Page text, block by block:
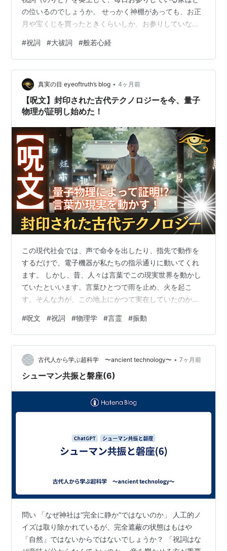
の位いるのでしょうか。 せっかく神棚があっても、お正
月や宝くじを買ったときくらいしか、お参りしていない
る作法は、一般の神社と同じように二礼二拍手一礼を行
いますが、そのなかで祝詞を奏上しても良いことになっ
ています。 今回は、祝詞と大祓詞の意味や仏教の般若心
経との違いについて解説します。 祝詞と大祓詞の意味
は？神棚で奏上するのはどの祝詞？ （祝詞（のりと）の
種類） （大祓詞（おおはらえのことば）とは…
#祝詞 #大祓詞 #般若心経
真実の目 eyeoftruth’s blog • 4ヶ月前
【呪文】封印された古代テクノロジーを今、量子
物理が証明し始めた！
この現代社会では、声で命令を出したり、指先で動作を
するだけで、電子機器が私たちの指示通りに動いてくれ
ます。 しかし、昔、人々は言葉でこの現実世界を動かし
ていたといいます。言葉ひとつで雨を止め、火を起こ
す。そんな力が、この地上にかつて実在していたのかも
読経、神社の儀式で響く祝詞、除霊の場で小声で繰り返
される謎の言葉。こうした儀式は、その源をたどってい
くと、「呪文」というものに行き着きます。今では迷信
として片づけられてしまいましたが、実は言葉そのもの
には、エネルギーを制御する力、すなわち、量子レベル
#呪文 #祝詞 #物理学 #言霊 #振動
古代人から学ぶ超科学 〜ancient technology〜 • 7ヶ月前
シューマン共振と磐座(6)
問い 「なぜ神社は“完全に静か”ではないのか」 人工的ノ
イズは取り除かれているが、完全遮蔽の状態はもはや
「自然」ではないからではないでしょうか？ 「祝詞はな